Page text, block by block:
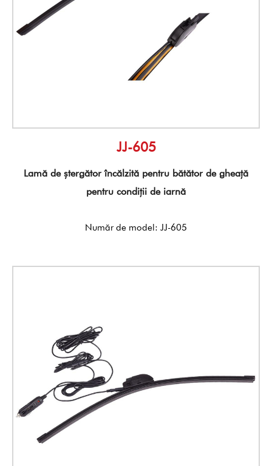
JJ-605
Lamă de ștergător încălzită pentru bătător de gheață
pentru condiții de iarnă
Număr de model: JJ-605